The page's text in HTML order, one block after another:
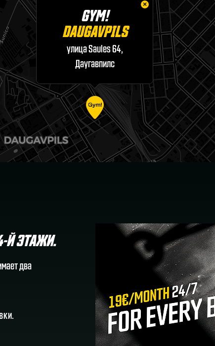
×
GYM!
DAUGAVPILS
улица Saules 64,
Даугавпилс
Й ЭТАЖИ.
два